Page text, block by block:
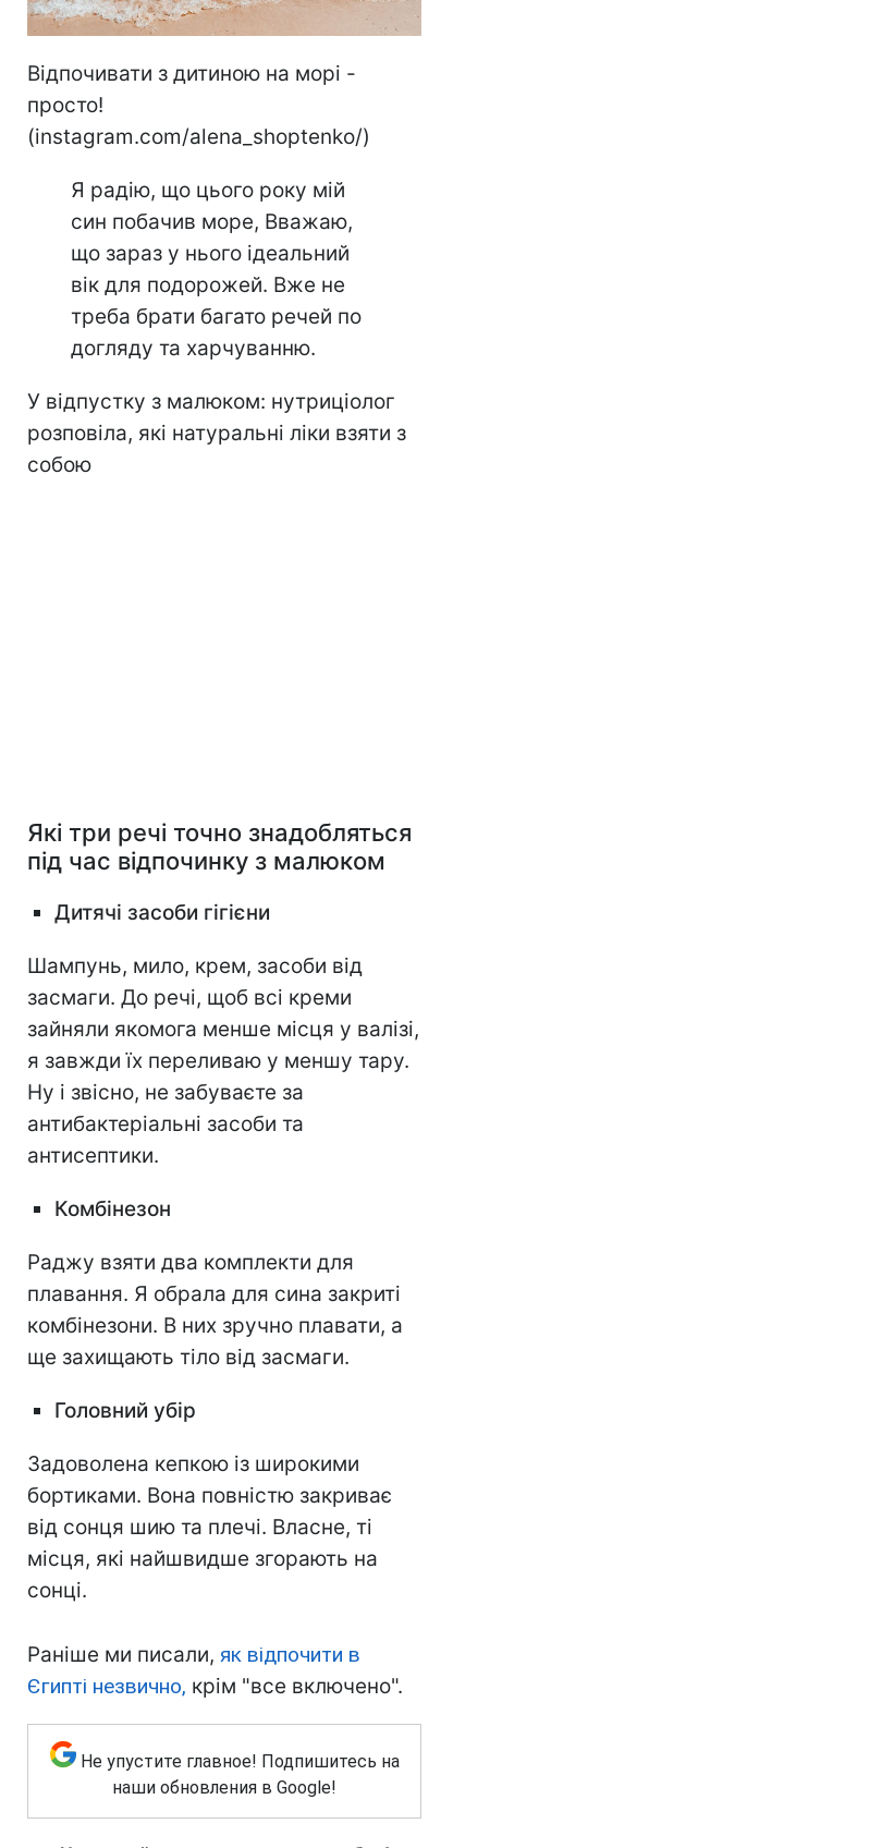
Відпочивати з дитиною на морі -
просто!
(instagram.com/alena_shoptenko/)
Я радію, що цього року мій
син побачив море, Вважаю,
що зараз у нього ідеальний
вік для подорожей. Вже не
треба брати багато речей по
догляду та харчуванню.
У відпустку з малюком: нутриціолог
розповіла, які натуральні ліки взяти з
собою
Які три речі точно знадобляться
під час відпочинку з малюком
Дитячі засоби гігієни
Шампунь, мило, крем, засоби від
засмаги. До речі, щоб всі креми
зайняли якомога менше місця у валізі,
я завжди їх переливаю у меншу тару.
Ну і звісно, не забуваєте за
антибактеріальні засоби та
антисептики.
Комбінезон
Раджу взяти два комплекти для
плавання. Я обрала для сина закриті
комбінезони. В них зручно плавати, а
ще захищають тіло від засмаги.
Головний убір
Задоволена кепкою із широкими
бортиками. Вона повністю закриває
від сонця шию та плечі. Власне, ті
місця, які найшвидше згорають на
сонці.
Раніше ми писали, як відпочити в
Єгипті незвично, крім "все включено".
Не упустите главное! Подпишитесь на
наши обновления в Google!